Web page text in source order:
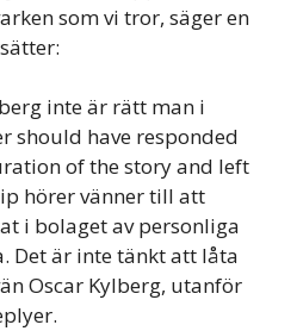
som vi tror, säger en
inte är rätt man i
should have responded
of the story and left
hörer vänner till att
i bolaget av personliga
Det är inte tänkt att låta
Oscar Kylberg, utanför